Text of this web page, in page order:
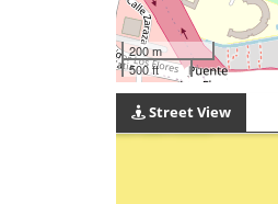
200 m
500 ft
Street View